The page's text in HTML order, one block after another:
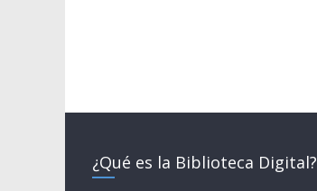
¿Qué es la Biblioteca Digital?